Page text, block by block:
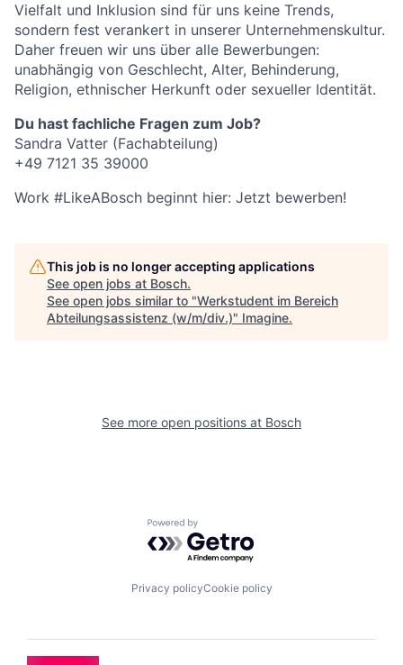
Vielfalt und Inklusion sind für uns keine Trends,
sondern fest verankert in unserer Unternehmenskultur.
Daher freuen wir uns über alle Bewerbungen:
unabhängig von Geschlecht, Alter, Behinderung,
Religion, ethnischer Herkunft oder sexueller Identität.
Du hast fachliche Fragen zum Job?
Sandra Vatter (Fachabteilung)
+49 7121 35 39000
Work #LikeABosch beginnt hier: Jetzt bewerben!
This job is no longer accepting applications
See open jobs at Bosch.
See open jobs similar to "Werkstudent im Bereich
Abteilungsassistenz (w/m/div.)" Imagine.
See more open positions at Bosch
Powered by Getro.com
Privacy policyCookie policy